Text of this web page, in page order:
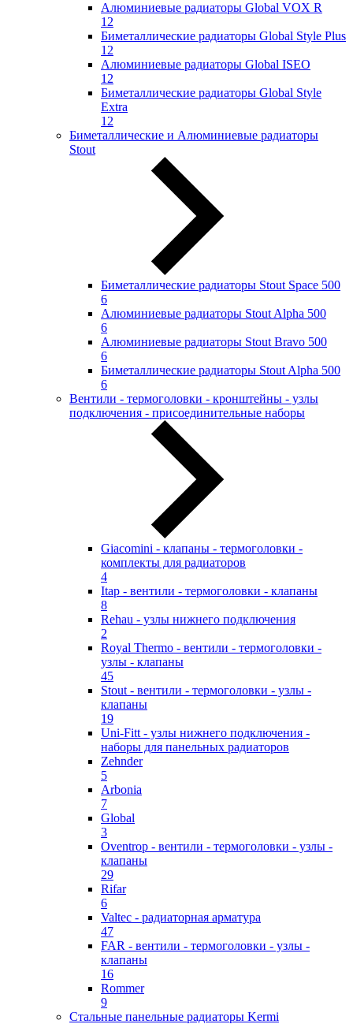
Алюминиевые радиаторы Global VOX R
12
Биметаллические радиаторы Global Style Plus
12
Алюминиевые радиаторы Global ISEO
12
Биметаллические радиаторы Global Style
Extra
12
Биметаллические и Алюминиевые радиаторы
Stout
Биметаллические радиаторы Stout Space 500
6
Алюминиевые радиаторы Stout Alpha 500
6
Алюминиевые радиаторы Stout Bravo 500
6
Биметаллические радиаторы Stout Alpha 500
6
Вентили - термоголовки - кронштейны - узлы
подключения - присоединительные наборы
Giacomini - клапаны - термоголовки -
комплекты для радиаторов
4
Itap - вентили - термоголовки - клапаны
8
Rehau - узлы нижнего подключения
2
Royal Thermo - вентили - термоголовки -
узлы - клапаны
45
Stout - вентили - термоголовки - узлы -
клапаны
19
Uni-Fitt - узлы нижнего подключения -
наборы для панельных радиаторов
Zehnder
5
Arbonia
7
Global
3
Oventrop - вентили - термоголовки - узлы -
клапаны
29
Rifar
6
Valtec - радиаторная арматура
47
FAR - вентили - термоголовки - узлы -
клапаны
16
Rommer
9
Стальные панельные радиаторы Kermi